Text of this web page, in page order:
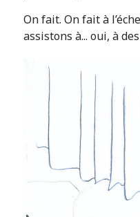
On fait. On fait à
assistons à... oui, à